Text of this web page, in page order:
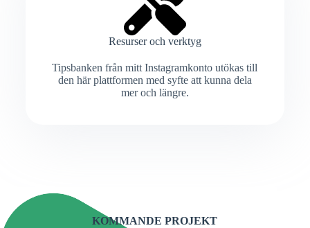
Resurser och verktyg
Tipsbanken från mitt Instagramkonto utökas till
den här plattformen med syfte att kunna dela
mer och längre.
KOMMANDE PROJEKT